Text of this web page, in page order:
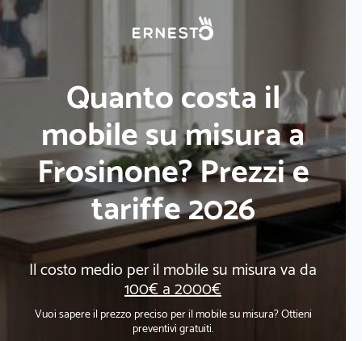
Quanto costa il
mobile su misura a
Frosinone? Prezzi e
tariffe 2026
Il costo medio per il mobile su misura va da
100€ a 2000€
Vuoi sapere il prezzo preciso per il mobile su misura? Ottieni
preventivi gratuiti.